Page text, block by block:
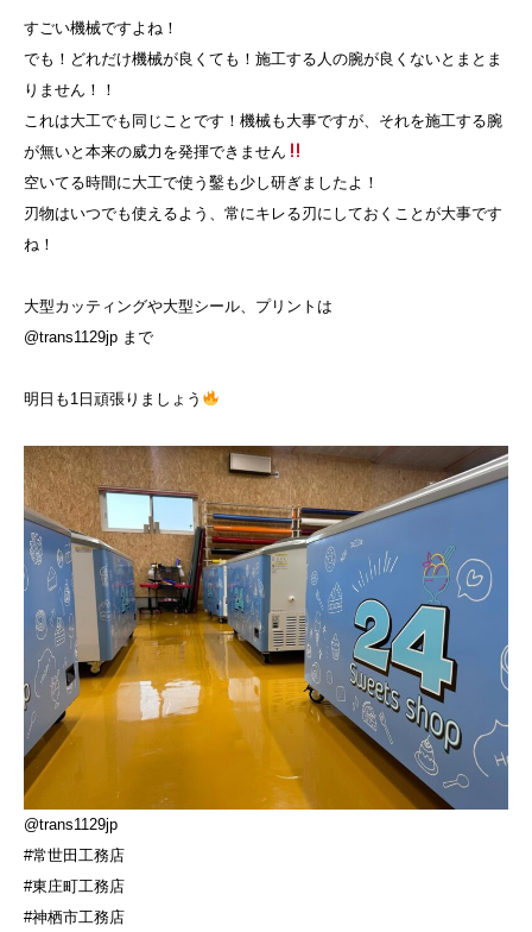
すごい機械ですよね！
でも！どれだけ機械が良くても！施工する人の腕が良くないとまとま
りません！！
これは大工でも同じことです！機械も大事ですが、それを施工する腕
が無いと本来の威力を発揮できません
空いてる時間に大工で使う鑿も少し研ぎましたよ！
刃物はいつでも使えるよう、常にキレる刃にしておくことが大事です
ね！
大型カッティングや大型シール、プリントは
@trans1129jp まで
明日も1日頑張りましょう
@trans1129jp
#常世田工務店
#東庄町工務店
#神栖市工務店